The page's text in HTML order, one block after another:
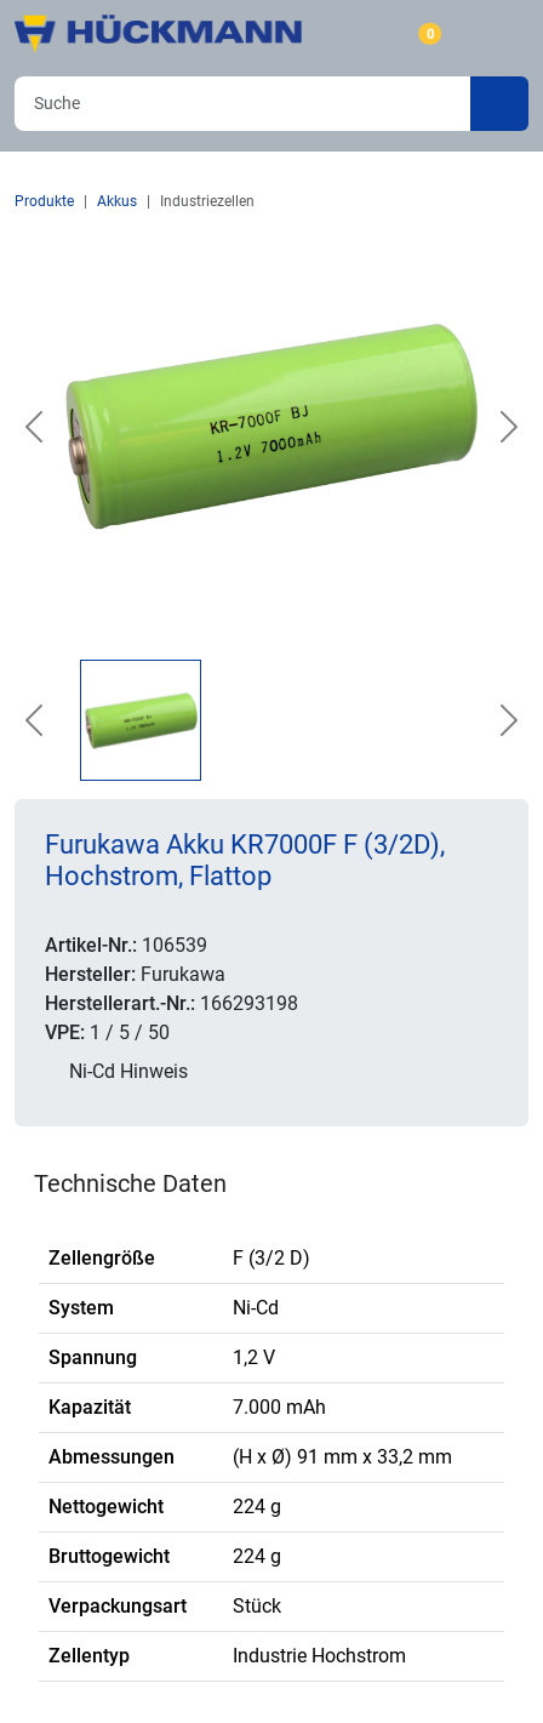
0
Produkte Akkus Industriezellen
Previous
Previous
Furukawa Akku KR7000F F (3/2D),
Hochstrom, Flattop
Artikel-Nr.: 106539
Hersteller: Furukawa
Herstellerart.-Nr.: 166293198
VPE: 1 / 5 / 50
Ni-Cd Hinweis
Technische Daten
Zellengröße F (3/2 D)
System Ni-Cd
Spannung 1,2 V
Kapazität 7.000 mAh
Abmessungen (H x Ø) 91 mm x 33,2 mm
Nettogewicht 224 g
Bruttogewicht 224 g
Verpackungsart Stück
Zellentyp Industrie Hochstrom